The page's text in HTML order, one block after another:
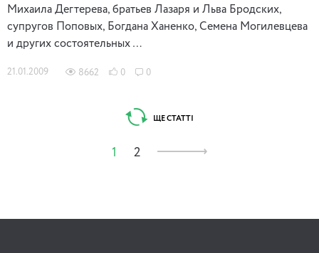
Михаила Дегтерева, братьев Лазаря и Льва Бродских,
супругов Поповых, Богдана Ханенко, Семена Могилевцева
и других состоятельных …
21.01.2009 8662 0 0
ЩЕ СТАТТІ
1 2